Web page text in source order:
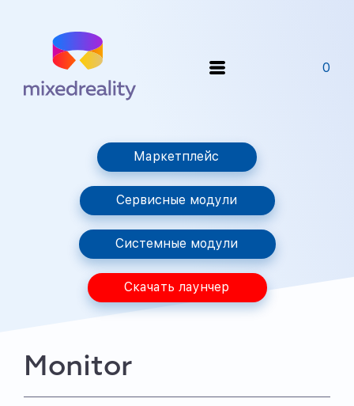
0
Маркетплейс
Сервисные модули
Системные модули
Скачать лаунчер
Monitor